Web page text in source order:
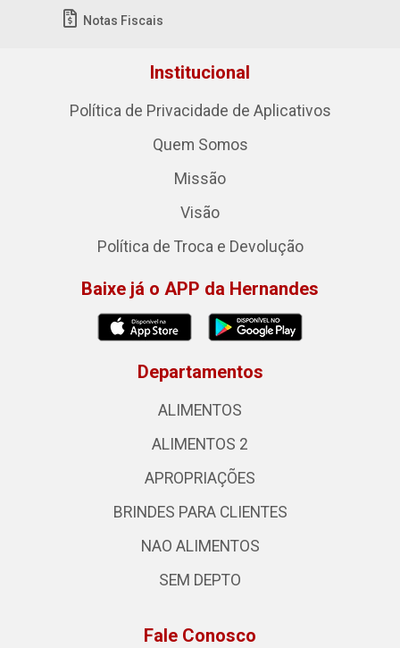
Notas Fiscais
Institucional
Política de Privacidade de Aplicativos
Quem Somos
Missão
Visão
Política de Troca e Devolução
Baixe já o APP da Hernandes
Departamentos
ALIMENTOS
ALIMENTOS 2
APROPRIAÇÕES
BRINDES PARA CLIENTES
NAO ALIMENTOS
SEM DEPTO
Fale Conosco